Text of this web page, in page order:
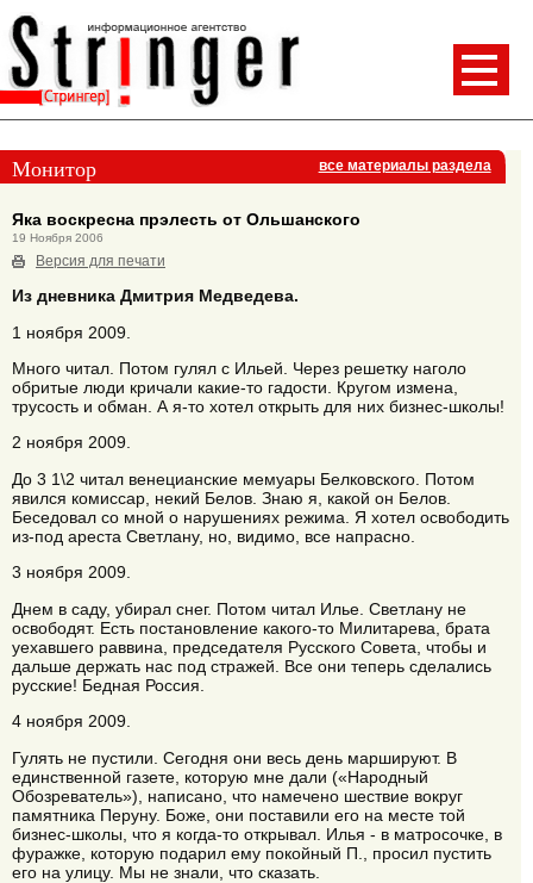
Монитор все материалы раздела
Яка воскресна прэлесть от Ольшанского
19 Ноября 2006
Версия для печати
Из дневника Дмитрия Медведева.
1 ноября 2009.
Много читал. Потом гулял с Ильей. Через решетку наголо
обритые люди кричали какие-то гадости. Кругом измена,
трусость и обман. А я-то хотел открыть для них бизнес-школы!
2 ноября 2009.
До 3 1\2 читал венецианские мемуары Белковского. Потом
явился комиссар, некий Белов. Знаю я, какой он Белов.
Беседовал со мной о нарушениях режима. Я хотел освободить
из-под ареста Светлану, но, видимо, все напрасно.
3 ноября 2009.
Днем в саду, убирал снег. Потом читал Илье. Светлану не
освободят. Есть постановление какого-то Милитарева, брата
уехавшего раввина, председателя Русского Совета, чтобы и
дальше держать нас под стражей. Все они теперь сделались
русские! Бедная Россия.
4 ноября 2009.
Гулять не пустили. Сегодня они весь день маршируют. В
единственной газете, которую мне дали («Народный
Обозреватель»), написано, что намечено шествие вокруг
памятника Перуну. Боже, они поставили его на месте той
бизнес-школы, что я когда-то открывал. Илья - в матросочке, в
фуражке, которую подарил ему покойный П., просил пустить
его на улицу. Мы не знали, что сказать.